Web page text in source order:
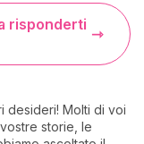
risponderti
desideri! Molti di voi
storie, le